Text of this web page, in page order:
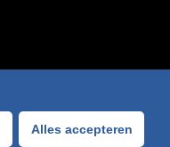
Alles accepteren